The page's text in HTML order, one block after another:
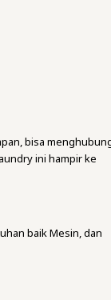
bisa
ini hampir ke
baik Mesin, dan